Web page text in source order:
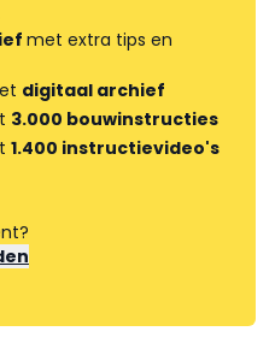
met extra tips en
digitaal archief
3.000 bouwinstructies
1.400 instructievideo's